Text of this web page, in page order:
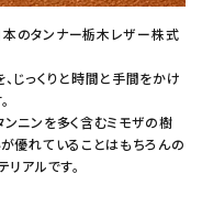
本のタンナー栃木レザー株式
じっくりと時間と手間をかけ
ニンを多く含むミモザの樹
優れていることはもちろんの
アルです。